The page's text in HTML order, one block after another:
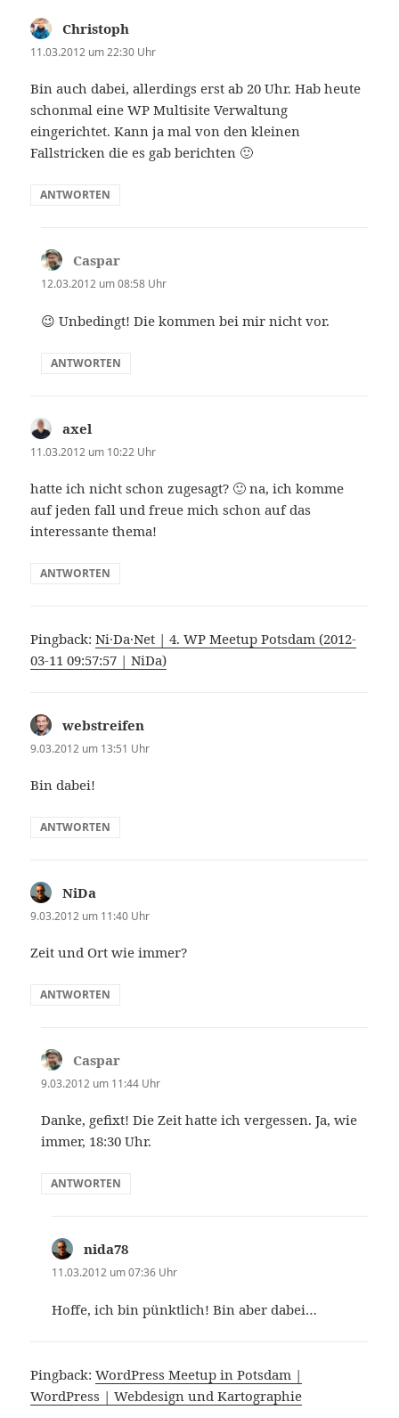
Christoph
11.03.2012 um 22:30 Uhr
Bin auch dabei, allerdings erst ab 20 Uhr. Hab heute
schonmal eine WP Multisite Verwaltung
eingerichtet. Kann ja mal von den kleinen
Fallstricken die es gab berichten 🙂
ANTWORTEN
Caspar
12.03.2012 um 08:58 Uhr
😉 Unbedingt! Die kommen bei mir nicht vor.
ANTWORTEN
axel
11.03.2012 um 10:22 Uhr
hatte ich nicht schon zugesagt? 🙂 na, ich komme
auf jeden fall und freue mich schon auf das
interessante thema!
ANTWORTEN
Pingback:Ni·Da·Net | 4. WP Meetup Potsdam (2012-
03-11 09:57:57 | NiDa)
webstreifen
9.03.2012 um 13:51 Uhr
Bin dabei!
ANTWORTEN
NiDa
9.03.2012 um 11:40 Uhr
Zeit und Ort wie immer?
ANTWORTEN
Caspar
9.03.2012 um 11:44 Uhr
Danke, gefixt! Die Zeit hatte ich vergessen. Ja, wie
immer, 18:30 Uhr.
ANTWORTEN
nida78
11.03.2012 um 07:36 Uhr
Hoffe, ich bin pünktlich! Bin aber dabei…
Pingback:WordPress Meetup in Potsdam |
WordPress | Webdesign und Kartographie